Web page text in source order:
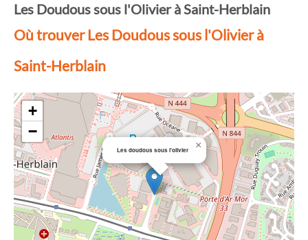
Les Doudous sous l'Olivier à Saint-Herblain
Où trouver Les Doudous sous l'Olivier à
Saint-Herblain
Les doudous sous l'olivier ×
+
−